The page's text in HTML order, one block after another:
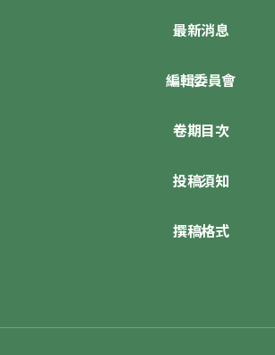
最新消息
編輯委員會
卷期目次
投稿須知
撰稿格式